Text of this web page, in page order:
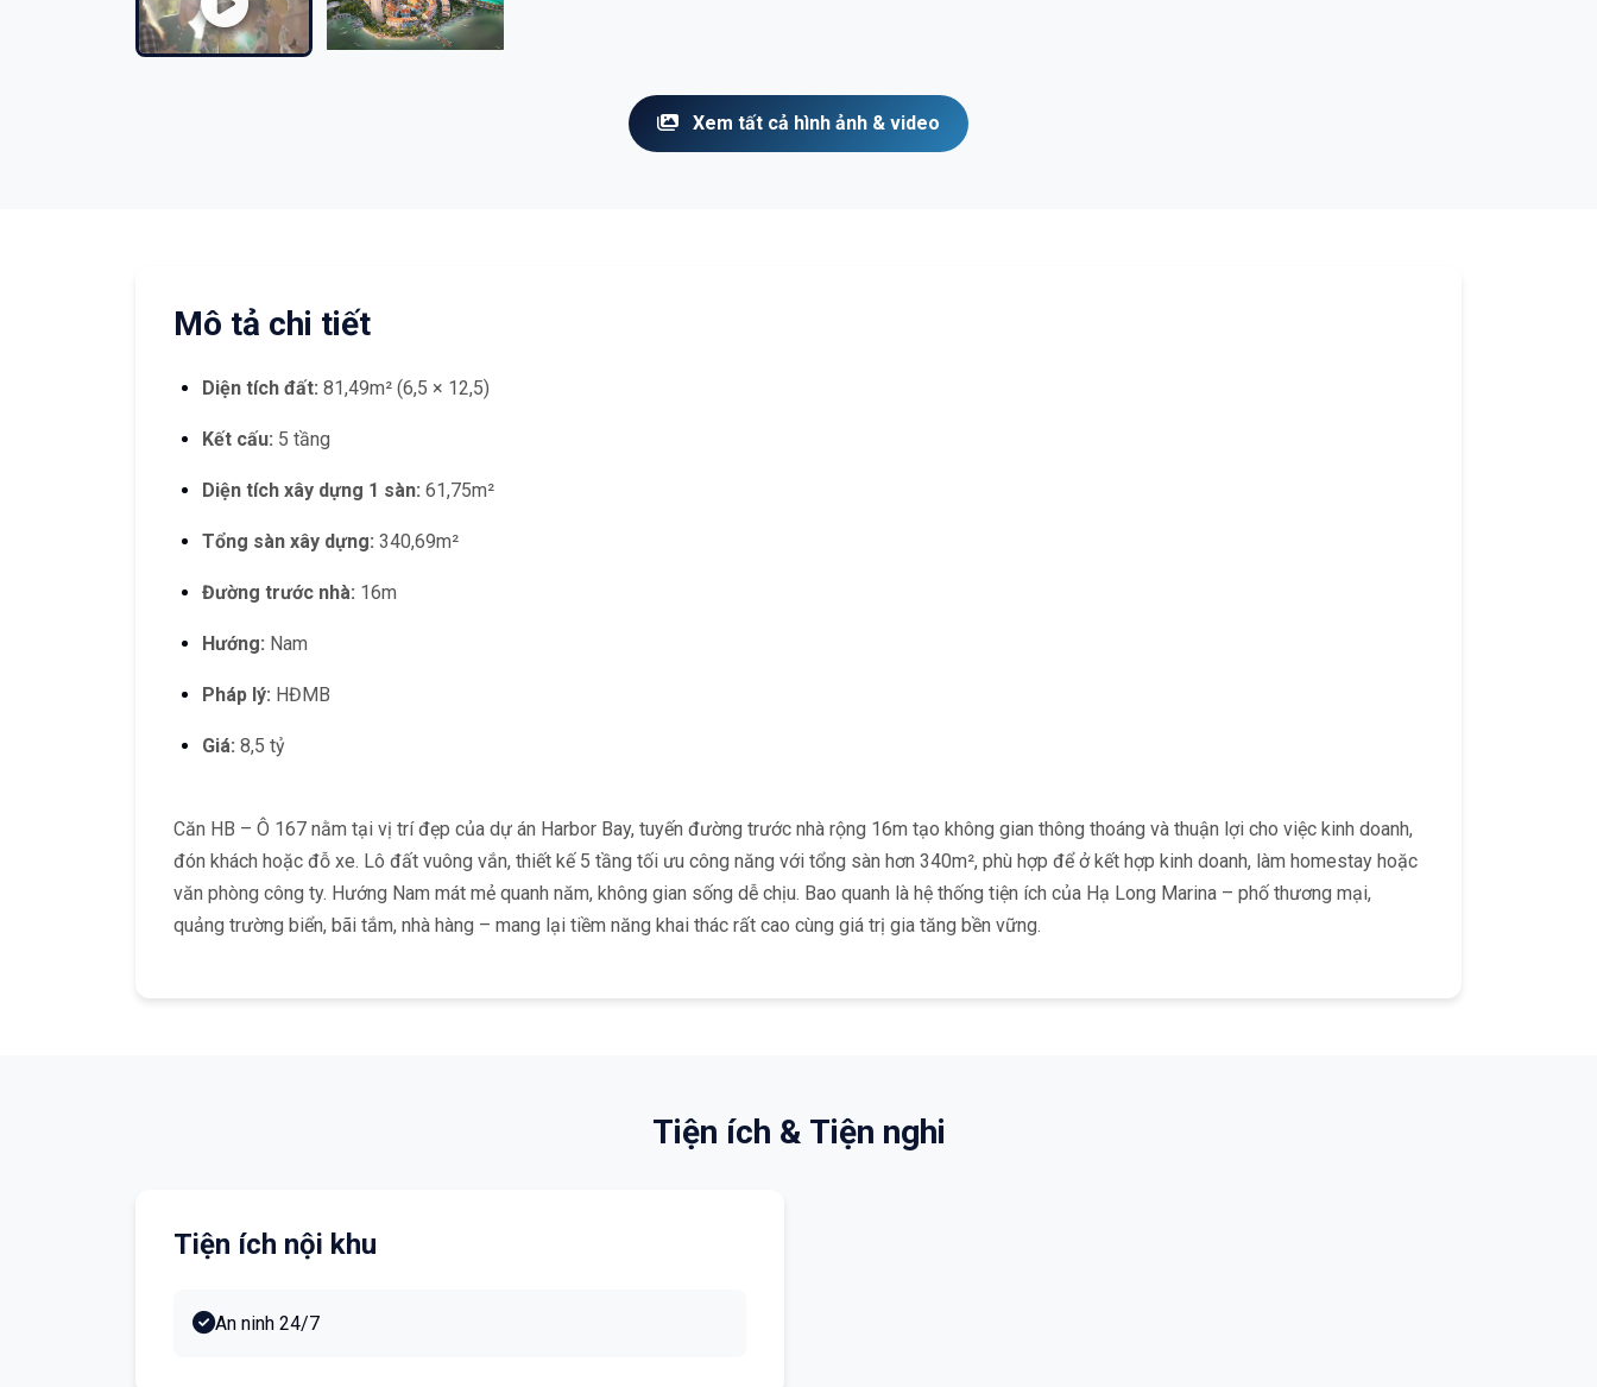
Xem tất cả hình ảnh & video
Mô tả chi tiết
Diện tích đất: 81,49m² (6,5 × 12,5)
Kết cấu: 5 tầng
Diện tích xây dựng 1 sàn: 61,75m²
Tổng sàn xây dựng: 340,69m²
Đường trước nhà: 16m
Hướng: Nam
Pháp lý: HĐMB
Giá: 8,5 tỷ
Căn HB – Ô 167 nằm tại vị trí đẹp của dự án Harbor Bay, tuyến đường trước nhà rộng 16m tạo không gian thông thoáng và thuận lợi cho việc kinh doanh,
đón khách hoặc đỗ xe. Lô đất vuông vắn, thiết kế 5 tầng tối ưu công năng với tổng sàn hơn 340m², phù hợp để ở kết hợp kinh doanh, làm homestay hoặc
văn phòng công ty. Hướng Nam mát mẻ quanh năm, không gian sống dễ chịu. Bao quanh là hệ thống tiện ích của Hạ Long Marina – phố thương mại,
quảng trường biển, bãi tắm, nhà hàng – mang lại tiềm năng khai thác rất cao cùng giá trị gia tăng bền vững.
Tiện ích & Tiện nghi
Tiện ích nội khu
An ninh 24/7